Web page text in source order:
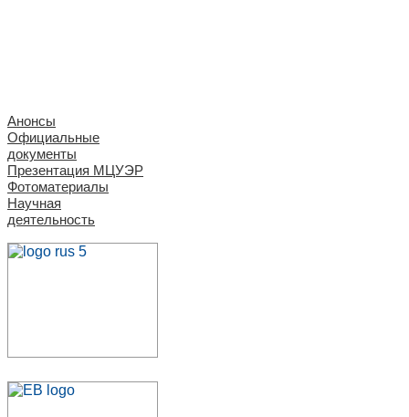
Анонсы
Официальные
документы
Презентация МЦУЭР
Фотоматериалы
Научная
деятельность